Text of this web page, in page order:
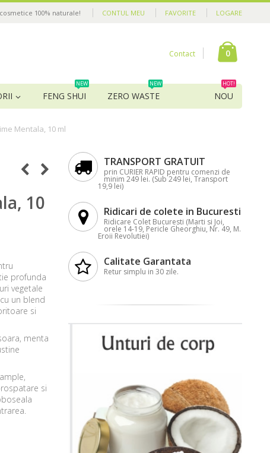
CONTUL MEU FAVORITE LOGARE
100% naturale!
Contact 0
FENG SHUI
NEW
ZERO WASTE
NEW
NOU
HOT!
Mentala, 10 ml
10
profunda
vegetale
un blend
si
menta
si
TRANSPORT GRATUIT
prin CURIER RAPID pentru comenzi de
minim 249 lei. (Sub 249 lei, Transport
19,9 lei)
Ridicari de colete in Bucuresti
Ridicare Colet Bucuresti (Marti si Joi,
orele 14-19, Pericle Gheorghiu, Nr. 49, M.
Eroii Revolutiei)
Calitate Garantata
Retur simplu in 30 zile.